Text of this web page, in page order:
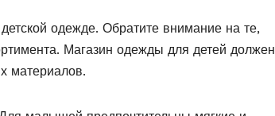
одежде. Обратите внимание на те,
Магазин одежды для детей должен
материалов.